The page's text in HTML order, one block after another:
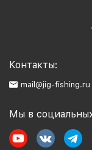
Контакты:
mail@jig-fishing.ru
Мы в